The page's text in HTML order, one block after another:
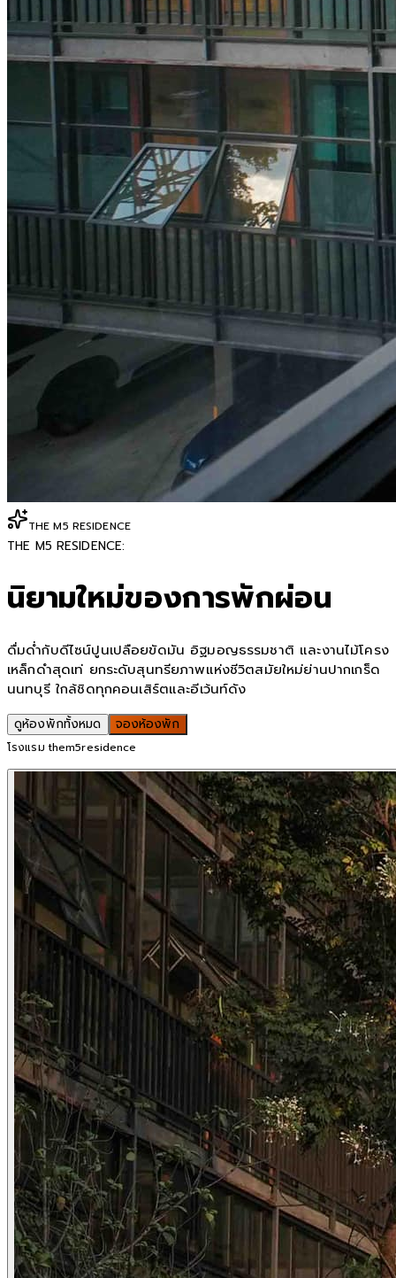
THE M5 RESIDENCE
THE M5 RESIDENCE:
นิยามใหม่ของการพักผ่อน
ดื่มด่ำกับดีไซน์ปูนเปลือยขัดมัน อิฐมอญธรรมชาติ และงานไม้โครง
เหล็กดำสุดเท่ ยกระดับสุนทรียภาพแห่งชีวิตสมัยใหม่ย่านปากเกร็ด
นนทบุรี ใกล้ชิดทุกคอนเสิร์ตและอีเว้นท์ดัง
ดูห้องพักทั้งหมด จองห้องพัก
โรงแรม them5residence